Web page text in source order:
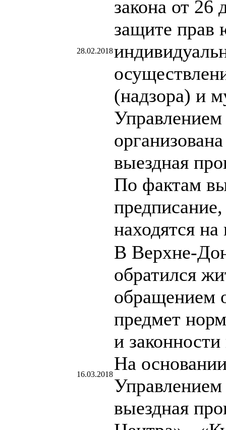
28.02.2018
закона от
защите прав
(надзора) и
выездная
По фактам
находятся на
16.03.2018
В Верхне-
обратился
обращением
предмет
и
На
Управлением
выездная